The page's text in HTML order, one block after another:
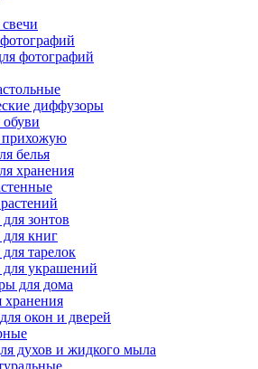
фотографий
диффузоры
прихожую
белья
хранения
зонтов
книг
тарелок
украшений
для дома
окон и дверей
духов и жидкого мыла